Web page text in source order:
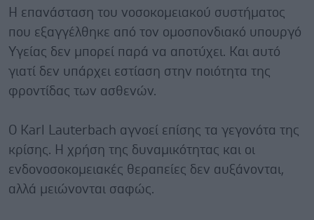
Η επανάσταση του νοσοκομειακού συστήματος
που εξαγγέλθηκε από τον ομοσπονδιακό υπουργό
Υγείας δεν μπορεί παρά να αποτύχει. Και αυτό
γιατί δεν υπάρχει εστίαση στην ποιότητα της
φροντίδας των ασθενών.
Ο Karl Lauterbach αγνοεί επίσης τα γεγονότα της
κρίσης. Η χρήση της δυναμικότητας και οι
ενδονοσοκομειακές θεραπείες δεν αυξάνονται,
αλλά μειώνονται σαφώς.